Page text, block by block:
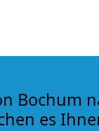
Bochum
es